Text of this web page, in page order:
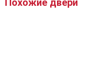
Похожие двери